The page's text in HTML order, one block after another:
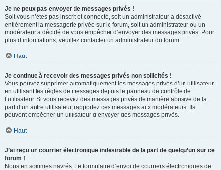
Je ne peux pas envoyer de messages privés !
Soit vous n’êtes pas inscrit et connecté, soit un administrateur a désactivé
entièrement la messagerie privée sur le forum, soit un administrateur ou un
modérateur a décidé de vous empêcher d’envoyer des messages privés. Pour
plus d’informations, veuillez contacter un administrateur du forum.
Haut
Je continue à recevoir des messages privés non sollicités !
Vous pouvez supprimer automatiquement les messages privés d’un utilisateur
en utilisant les règles de messages depuis le panneau de contrôle de
l’utilisateur. Si vous recevez des messages privés de manière abusive de la
part d’un autre utilisateur, rapportez ces messages aux modérateurs. Ils
peuvent empêcher un utilisateur d’envoyer des messages privés.
Haut
J’ai reçu un courrier électronique indésirable de la part de quelqu’un sur ce
forum !
Nous en sommes navrés. Le formulaire d’envoi de courriers électroniques de